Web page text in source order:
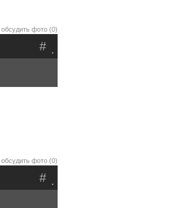
обсудить фото (0)
.
#
обсудить фото (0)
.
#